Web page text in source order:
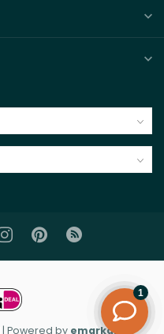
| Powered by emarkable